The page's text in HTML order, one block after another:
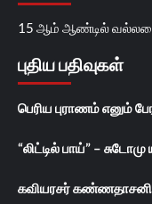
15 ஆம் ஆண்டில்
புதிய பதிவுகள்
பெரிய புராணம் எனும்
“லிட்டில் பாய்” – சுடோமு
கவியரசர்